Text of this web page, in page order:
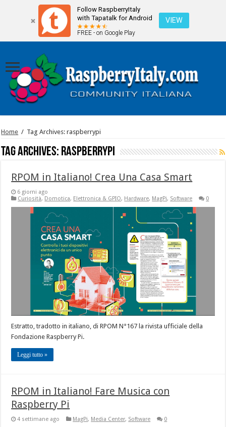
Follow RaspberryItaly
with Tapatalk for Android
FREE - on Google Play
VIEW
Home / Tag Archives: raspberrypi
Tag Archives: raspberrypi
RPOM in Italiano! Crea Una Casa Smart
6 giorni ago
Curiosità, Domotica, Elettronica & GPIO, Hardware, MagPi, Software 0
Estratto, tradotto in italiano, di RPOM N°167 la rivista ufficiale della
Fondazione Raspberry Pi.
Leggi tutto »
RPOM in Italiano! Fare Musica con
Raspberry Pi
4 settimane ago MagPi, Media Center, Software 0